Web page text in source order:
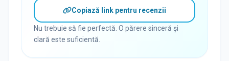
Copiază link pentru recenzii
Nu trebuie să fie perfectă. O părere sinceră și
clară este suficientă.